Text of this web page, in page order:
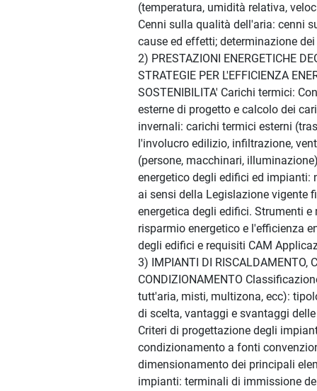
(temperatura, umidità relativa,
Cenni sulla qualità dell'aria: cenni
cause ed effetti; determinazione
2) PRESTAZIONI ENERGETICHE
STRATEGIE PER L'EFFICIENZA
SOSTENIBILITA' Carichi termici:
esterne di progetto e calcolo dei
invernali: carichi termici esterni
l'involucro edilizio, infiltrazione,
(persone, macchinari,
energetico degli edifici ed impianti:
ai sensi della Legislazione vigente
energetica degli edifici. Strumenti e
risparmio energetico e l'efficienza
degli edifici e requisiti CAM
3) IMPIANTI DI RISCALDAMENTO,
CONDIZIONAMENTO
tutt'aria, misti, multizona, ecc):
di scelta, vantaggi e svantaggi
Criteri di progettazione degli
condizionamento a fonti
dimensionamento dei principali
impianti: terminali di immissione